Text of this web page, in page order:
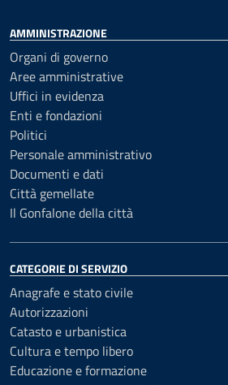
AMMINISTRAZIONE
Organi di governo
Aree amministrative
Uffici in evidenza
Enti e fondazioni
Politici
Personale amministrativo
Documenti e dati
Città gemellate
Il Gonfalone della città
CATEGORIE DI SERVIZIO
Anagrafe e stato civile
Autorizzazioni
Catasto e urbanistica
Cultura e tempo libero
Educazione e formazione